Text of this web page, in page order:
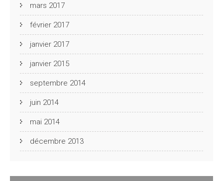
mars 2017
février 2017
janvier 2017
janvier 2015
septembre 2014
juin 2014
mai 2014
décembre 2013